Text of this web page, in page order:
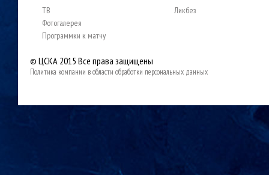
ТВ
Фотогалерея
Программки к матчу
Ликбез
© ЦСКА 2015 Все права защищены
Политика компании в области обработки персональных данных